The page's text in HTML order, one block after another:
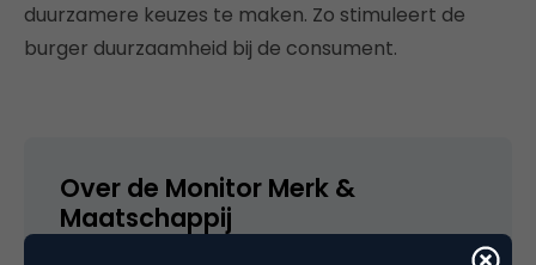
duurzamere keuzes te maken. Zo stimuleert de
burger duurzaamheid bij de consument.
Over de Monitor Merk &
Maatschappij